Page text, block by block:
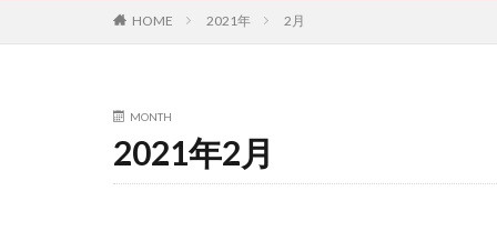
HOME 2021年 2月
MONTH
2021年2月